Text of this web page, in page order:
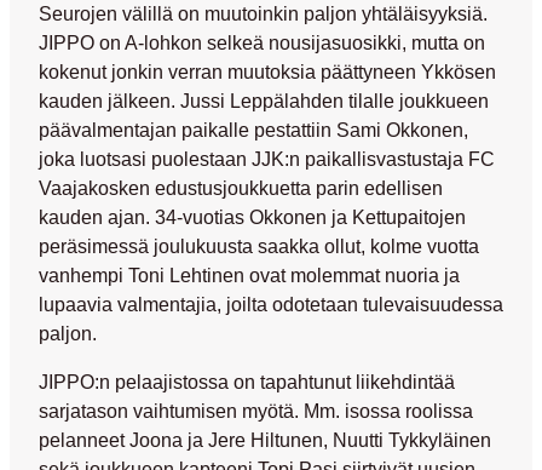
Seurojen välillä on muutoinkin paljon yhtäläisyyksiä.
JIPPO on A-lohkon selkeä nousijasuosikki, mutta on
kokenut jonkin verran muutoksia päättyneen Ykkösen
kauden jälkeen. Jussi Leppälahden tilalle joukkueen
päävalmentajan paikalle pestattiin Sami Okkonen,
joka luotsasi puolestaan JJK:n paikallisvastustaja FC
Vaajakosken edustusjoukkuetta parin edellisen
kauden ajan. 34-vuotias Okkonen ja Kettupaitojen
peräsimessä joulukuusta saakka ollut, kolme vuotta
vanhempi Toni Lehtinen ovat molemmat nuoria ja
lupaavia valmentajia, joilta odotetaan tulevaisuudessa
paljon.
JIPPO:n pelaajistossa on tapahtunut liikehdintää
sarjatason vaihtumisen myötä. Mm. isossa roolissa
pelanneetJoona ja Jere Hiltunen, Nuutti Tykkyläinen